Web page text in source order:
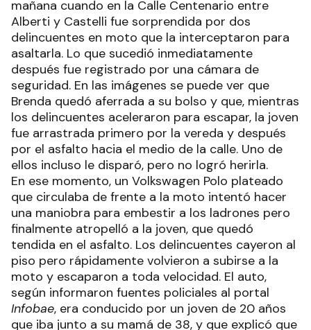
mañana cuando en la Calle Centenario entre
Alberti y Castelli fue sorprendida por dos
delincuentes en moto que la interceptaron para
asaltarla. Lo que sucedió inmediatamente
después fue registrado por una cámara de
seguridad. En las imágenes se puede ver que
Brenda quedó aferrada a su bolso y que, mientras
los delincuentes aceleraron para escapar, la joven
fue arrastrada primero por la vereda y después
por el asfalto hacia el medio de la calle. Uno de
ellos incluso le disparó, pero no logró herirla.
En ese momento, un Volkswagen Polo plateado
que circulaba de frente a la moto intentó hacer
una maniobra para embestir a los ladrones pero
finalmente atropelló a la joven, que quedó
tendida en el asfalto. Los delincuentes cayeron al
piso pero rápidamente volvieron a subirse a la
moto y escaparon a toda velocidad. El auto,
según informaron fuentes policiales al portal
Infobae, era conducido por un joven de 20 años
que iba junto a su mamá de 38, y que explicó que